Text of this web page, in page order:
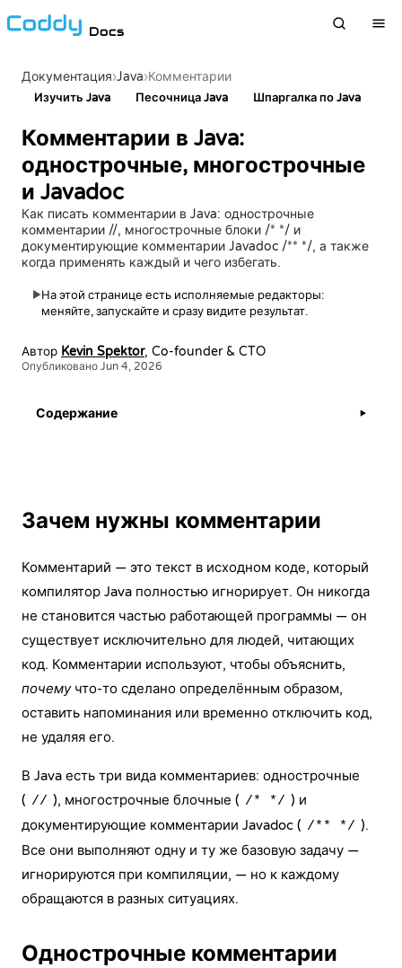
Docs
Документация›Java›Комментарии
Изучить Java Песочница Java Шпаргалка по Java
Комментарии в Java:
однострочные, многострочные
и Javadoc
Как писать комментарии в Java: однострочные
комментарии //, многострочные блоки /* */ и
документирующие комментарии Javadoc /** */, а также
когда применять каждый и чего избегать.
▶На этой странице есть исполняемые редакторы:
меняйте, запускайте и сразу видите результат.
Автор Kevin Spektor, Co-founder & CTO
Опубликовано Jun 4, 2026
Зачем нужны комментарии
Комментарий — это текст в исходном коде, который
компилятор Java полностью игнорирует. Он никогда
не становится частью работающей программы — он
существует исключительно для людей, читающих
код. Комментарии используют, чтобы объяснить,
почемучто-то сделано определённым образом,
оставить напоминания или временно отключить код,
не удаляя его.
В Java есть три вида комментариев: однострочные
( // ), многострочные блочные ( /* */ ) и
документирующие комментарии Javadoc ( /** */ ).
Все они выполняют одну и ту же базовую задачу —
игнорируются при компиляции, — но к каждому
обращаются в разных ситуациях.
Однострочные комментарии
Содержание ▶